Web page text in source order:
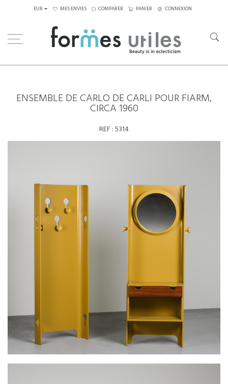
EUR MES ENVIES COMPARER PANIER CONNEXION
ENSEMBLE DE CARLO DE CARLI POUR FIARM,
CIRCA 1960
REF :5314